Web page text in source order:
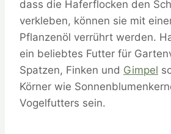
dass die Haferflocken den
verkleben, können sie mit
Pflanzenöl verrührt werden.
ein beliebtes Futter für
Spatzen, Finken und Gimpel
Körner wie
Vogelfutters sein.